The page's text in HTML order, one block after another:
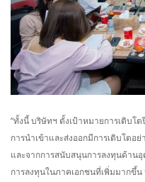
“ทั้งนี้ บริษัทฯ ตั้งเป้าหมายการเติบโ
การนำเข้าและส่งออกมีการเติบโตอ
และจากการสนับสนุนการลงทุนด้านอุ
การลงทุนในภาคเอกชนที่เพิ่มมากขึ้